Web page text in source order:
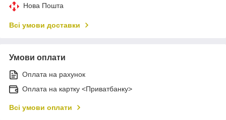
Нова Пошта
Всі умови доставки
Умови оплати
Оплата на рахунок
Оплата на картку <Приватбанку>
Всі умови оплати